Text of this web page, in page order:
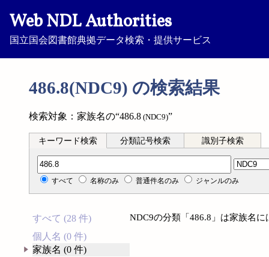
Web NDL Authorities
国立国会図書館典拠データ検索・提供サービス
486.8(NDC9) の検索結果
検索対象：家族名の“486.8 (NDC9)”
キーワード検索 分類記号検索 識別子検索
分類記号検索
すべて 名称のみ 普通件名のみ ジャンルのみ
すべて (28 件)
個人名 (0 件)
家族名 (0 件)
NDC9の分類「486.8」は家族名